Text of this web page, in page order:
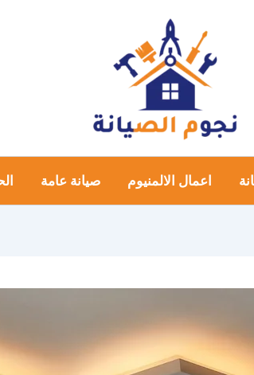
اعمال الالمنيوم صيانة عامة